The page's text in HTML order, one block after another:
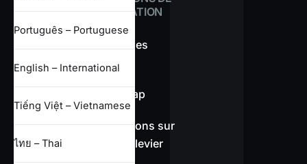
NÉGOCIATION
Aperçu des
spreads
Sans swap
Informations sur
l’effet de levier
Português – Portuguese
English – International
Tiếng Việt – Vietnamese
ไทย – Thai